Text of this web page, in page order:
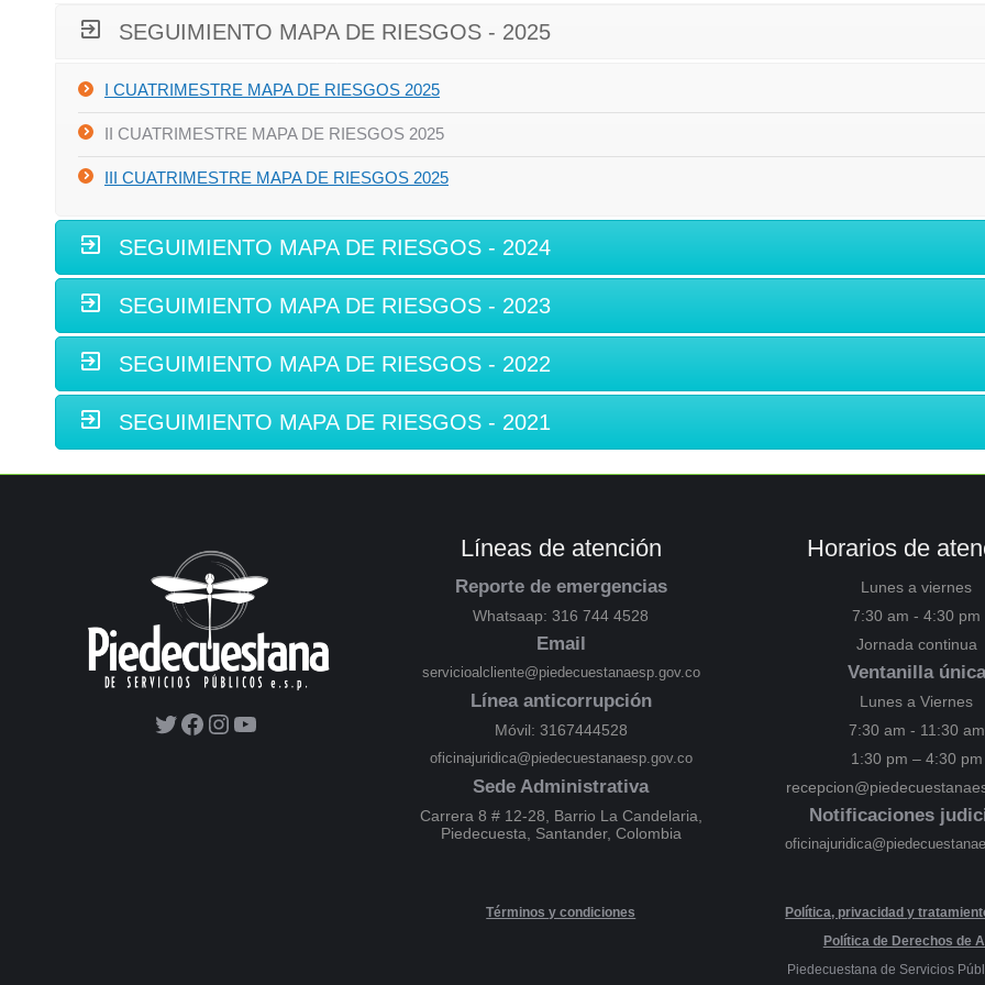
SEGUIMIENTO MAPA DE RIESGOS - 2025
I CUATRIMESTRE MAPA DE RIESGOS 2025
II CUATRIMESTRE MAPA DE RIESGOS 2025
III CUATRIMESTRE MAPA DE RIESGOS 2025
SEGUIMIENTO MAPA DE RIESGOS - 2024
SEGUIMIENTO MAPA DE RIESGOS - 2023
SEGUIMIENTO MAPA DE RIESGOS - 2022
SEGUIMIENTO MAPA DE RIESGOS - 2021
Líneas de atención
Reporte de emergencias
Whatsaap: 316 744 4528
Email
servicioalcliente@piedecuestanaesp.gov.co
Línea anticorrupción
Móvil: 3167444528
oficinajuridica@piedecuestanaesp.gov.co
Sede Administrativa
Carrera 8 # 12-28, Barrio La Candelaria,
Piedecuesta, Santander, Colombia
Horarios de
Lunes a viernes
7:30 am - 4:30 pm
Jornada continua
Ventanilla única
Lunes a Viernes
7:30 am - 11:30 am
1:30 pm – 4:30 pm
Notificaciones
Términos y condiciones
Política, privacidad y
Política de Derechos de
Piedecuestana de Servicios